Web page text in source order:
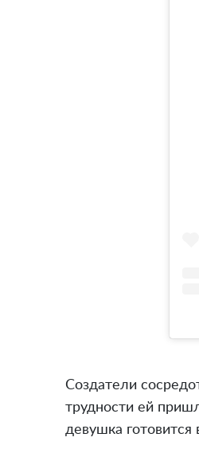
Создатели
трудности ей
девушка готовится